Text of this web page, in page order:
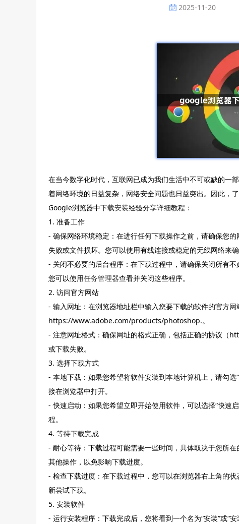
2025-11-20
在当今数字化时代，互联网已成为我们生活中不可或缺的一
着网络环境的日益复杂，网络安全问题也日益突出。因此，
Google浏览器中下载安装经验分享详细教程：
1. 准备工作
- 确保网络环境稳定：在进行任何下载操作之前，请确保您
失败或文件损坏。您可以使用有线连接或稳定的无线网络来确
- 关闭不必要的后台程序：在下载过程中，请确保关闭所有
您可以使用任务管理器查看并关闭这些程序。
2. 访问官方网站
- 输入网址：在浏览器地址栏中输入您要下载的软件的官方
https://www.adobe.com/products/photoshop.。
- 注意网址格式：确保网址的格式正确，包括正确的协议（
或下载失败。
3. 选择下载方式
- 本地下载：如果您希望将软件安装到本地计算机上，请勾
接在浏览器中打开。
- 快速启动：如果您希望立即开始使用软件，可以选择“快速
程。
4. 等待下载完成
- 耐心等待：下载过程可能需要一些时间，具体取决于您所
其他操作，以免影响下载进度。
- 检查下载进度：在下载过程中，您可以在浏览器右上角的
新尝试下载。
5. 安装软件
- 运行安装程序：下载完成后，您将看到一个名为“安装”或“